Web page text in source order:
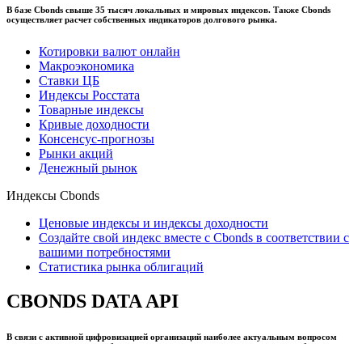
Индексы
В базе Cbonds свыше 35 тысяч локальных и мировых индексов. Также Cbonds
осуществляет расчет собственных индикаторов долгового рынка.
Котировки валют онлайн
Макроэкономика
Ставки ЦБ
Индексы Росстата
Товарные индексы
Кривые доходности
Консенсус-прогнозы
Денежный рынок
Индексы Cbonds
Ценовые индексы и индексы доходности
Создайте свой индекс вместе с Cbonds в соответствии с
вашими потребностями